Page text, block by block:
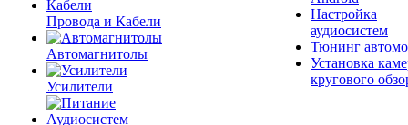
Провода и Кабели
Автомагнитолы
Усилители
Настройка
аудиосистем
Тюнинг
Установка
кругового